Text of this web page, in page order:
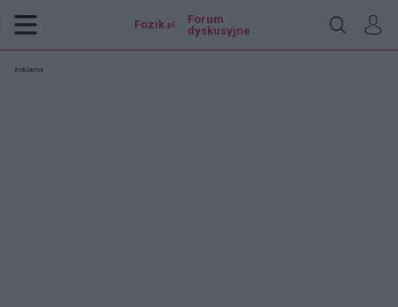
Fozik.pl
Forum
dyskusyjne
Reklama: